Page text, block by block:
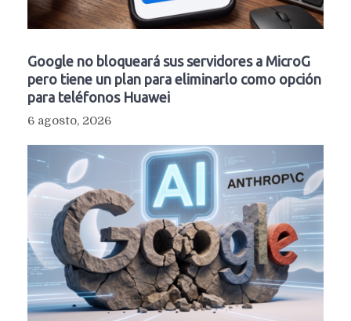
Google no bloqueará sus servidores a MicroG
pero tiene un plan para eliminarlo como opción
para teléfonos Huawei
6 agosto, 2026